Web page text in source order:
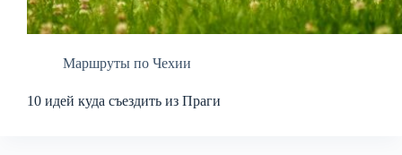
Маршруты по Чехии
10 идей куда съездить из Праги